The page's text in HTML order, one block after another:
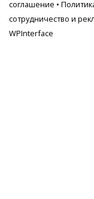
соглашение •
сотрудничество и
WPInterface